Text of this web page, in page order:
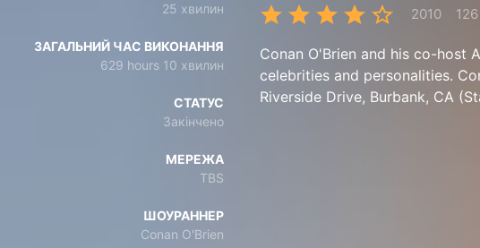
25 хвилин
ЗАГАЛЬНИЙ ЧАС ВИКОНАННЯ
629 hours 10 хвилин
СТАТУС
Закінчено
МЕРЕЖА
TBS
ШОУРАННЕР
Conan O'Brien
2010
Conan O'Brien and his co-host
celebrities and personalities.
Riverside Drive, Burbank, CA